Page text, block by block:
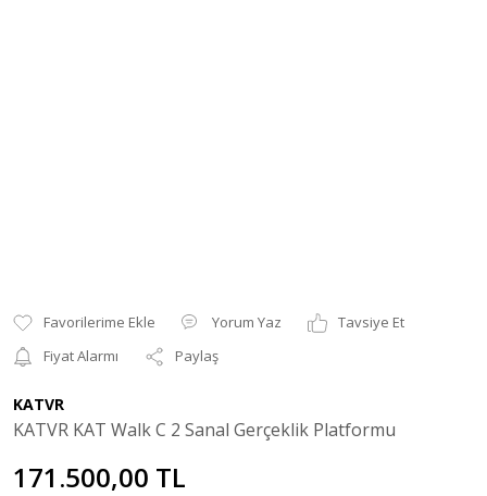
Yorum Yaz
Tavsiye Et
Fiyat Alarmı
Paylaş
KATVR
KATVR KAT Walk C 2 Sanal Gerçeklik Platformu
171.500,00 TL